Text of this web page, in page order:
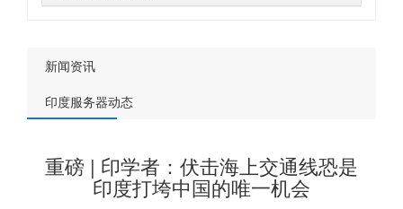
新闻资讯
印度服务器动态
重磅 | 印学者：伏击海上交通线恐是
印度打垮中国的唯一机会